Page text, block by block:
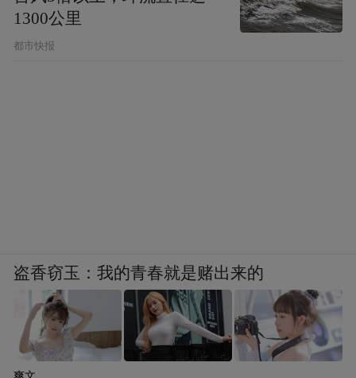
1300公里
都市快报
盗香窃玉：我的青春就是赌出来的